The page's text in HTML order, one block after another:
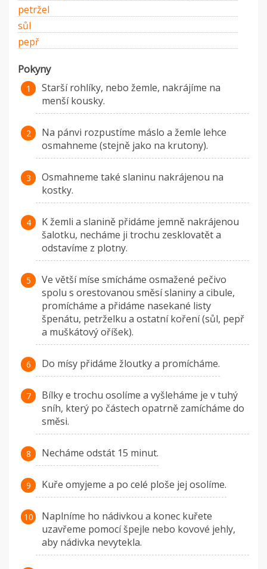
petržel
sůl
pepř
Pokyny
Starší rohlíky, nebo žemle, nakrájíme na
menší kousky.
Na pánvi rozpustíme máslo a žemle lehce
osmahneme (stejně jako na krutony).
Osmahneme také slaninu nakrájenou na
kostky.
K žemli a slanině přidáme jemně nakrájenou
šalotku, necháme ji trochu zesklovatět a
odstavíme z plotny.
Ve větší míse smícháme osmažené pečivo
spolu s orestovanou směsí slaniny a cibule,
promícháme a přidáme nasekané listy
špenátu, petrželku a ostatní koření (sůl, pepř
a muškátový oříšek).
Do mísy přidáme žloutky a promícháme.
Bílky e trochu osolíme a vyšleháme je v tuhý
sníh, který po částech opatrně zamícháme do
směsi.
Necháme odstát 15 minut.
Kuře omyjeme a po celé ploše jej osolíme.
Naplníme ho nádivkou a konec kuřete
uzavřeme pomocí špejle nebo kovové jehly,
aby nádivka nevytekla.